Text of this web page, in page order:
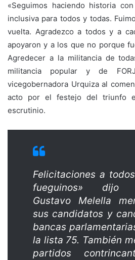
«Seguimos haciendo historia
inclusiva para todos y todas.
vuelta. Agradezco a todos y a
apoyaron y a los que no porque
Agredecer a la militancia de
militancia popular y de
vicegobernadora Urquiza al
acto por el festejo del triunfo
escrutinio.
Felicitaciones a
fueguinos» dijo
Gustavo Melella
sus candidatos y
bancas
la lista 75. También
partidos